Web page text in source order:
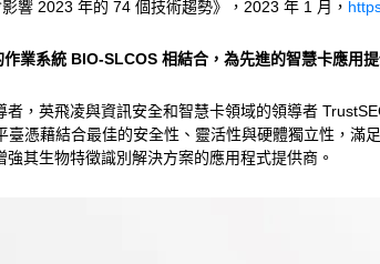
響 2023 年的 74 個技術趨勢》，2023 年 1 月，
業系統 BIO-SLCOS 相結合，為先進的智慧卡應用
，英飛凌與資訊安全和智慧卡領域的領導者
憑藉結合最佳的安全性、靈活性與硬體獨立性，
其生物特徵識別解決方案的應用程式提供商。